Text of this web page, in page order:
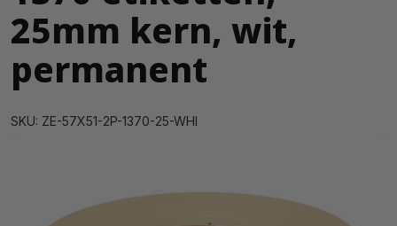
25mm kern, wit,
permanent
SKU: ZE-57X51-2P-1370-25-WHI